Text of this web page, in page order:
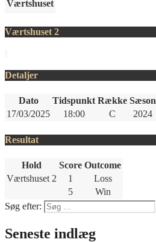
Værtshuset
Værtshuset 2
Detaljer
Dato Tidspunkt Række Sæson
17/03/2025
18:00 C 2024
Resultat
Hold Score Outcome
Værtshuset 2
1
Loss
5
Win
Søg efter:
Seneste indlæg